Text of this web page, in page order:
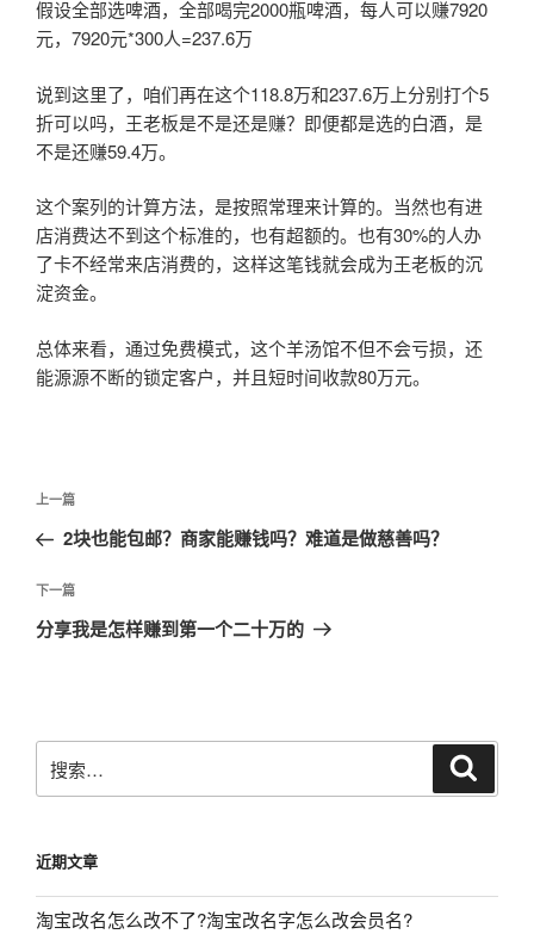
假设全部选啤酒，全部喝完2000瓶啤酒，每人可以赚7920
元，7920元*300人=237.6万
说到这里了，咱们再在这个118.8万和237.6万上分别打个5
折可以吗，王老板是不是还是赚？即便都是选的白酒，是
不是还赚59.4万。
这个案列的计算方法，是按照常理来计算的。当然也有进
店消费达不到这个标准的，也有超额的。也有30%的人办
了卡不经常来店消费的，这样这笔钱就会成为王老板的沉
淀资金。
总体来看，通过免费模式，这个羊汤馆不但不会亏损，还
能源源不断的锁定客户，并且短时间收款80万元。
文
导
航
上
一
文
章
上一篇
2块也能包邮？商家能赚钱吗？难道是做慈善吗？
下
一
下一篇
分享我是怎样赚到第一个二十万的
搜
索：
近期文章
淘宝改名怎么改不了?淘宝改名字怎么改会员名?